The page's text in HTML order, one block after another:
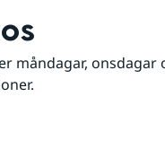
måndagar, onsdagar